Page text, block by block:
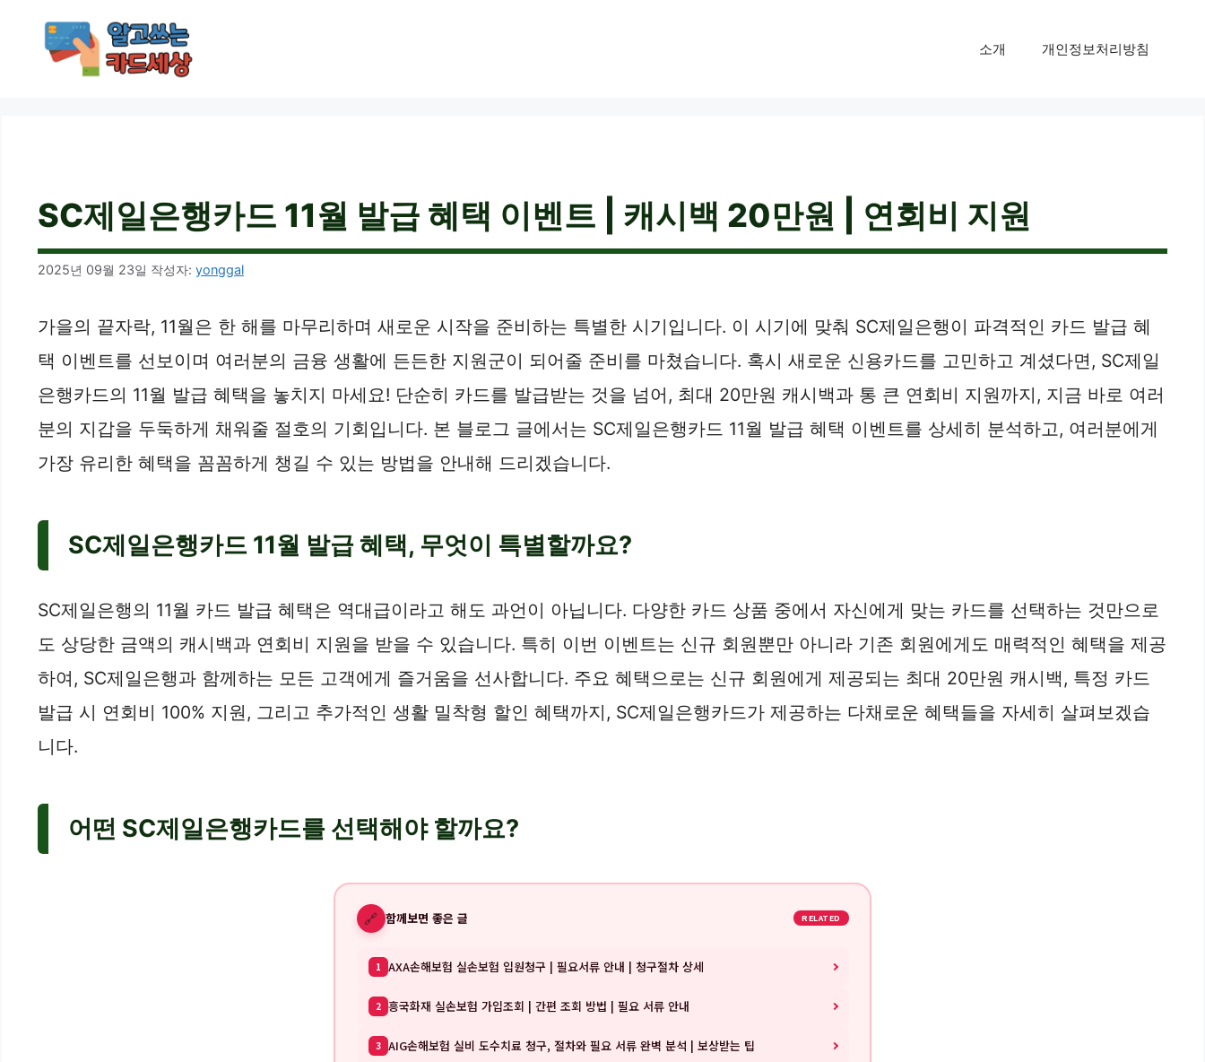
소개 개인정보처리방침
SC제일은행카드 11월 발급 혜택 이벤트 | 캐시백 20만원 | 연회비 지원
2025년 09월 23일 작성자: yonggal
가을의 끝자락, 11월은 한 해를 마무리하며 새로운 시작을 준비하는 특별한 시기입니다. 이 시기에 맞춰 SC제일은행이 파격적인 카드 발급 혜
택 이벤트를 선보이며 여러분의 금융 생활에 든든한 지원군이 되어줄 준비를 마쳤습니다. 혹시 새로운 신용카드를 고민하고 계셨다면, SC제일
은행카드의 11월 발급 혜택을 놓치지 마세요! 단순히 카드를 발급받는 것을 넘어, 최대 20만원 캐시백과 통 큰 연회비 지원까지, 지금 바로 여러
분의 지갑을 두둑하게 채워줄 절호의 기회입니다. 본 블로그 글에서는 SC제일은행카드 11월 발급 혜택 이벤트를 상세히 분석하고, 여러분에게
가장 유리한 혜택을 꼼꼼하게 챙길 수 있는 방법을 안내해 드리겠습니다.
SC제일은행카드 11월 발급 혜택, 무엇이 특별할까요?
SC제일은행의 11월 카드 발급 혜택은 역대급이라고 해도 과언이 아닙니다. 다양한 카드 상품 중에서 자신에게 맞는 카드를 선택하는 것만으로
도 상당한 금액의 캐시백과 연회비 지원을 받을 수 있습니다. 특히 이번 이벤트는 신규 회원뿐만 아니라 기존 회원에게도 매력적인 혜택을 제공
하여, SC제일은행과 함께하는 모든 고객에게 즐거움을 선사합니다. 주요 혜택으로는 신규 회원에게 제공되는 최대 20만원 캐시백, 특정 카드
발급 시 연회비 100% 지원, 그리고 추가적인 생활 밀착형 할인 혜택까지, SC제일은행카드가 제공하는 다채로운 혜택들을 자세히 살펴보겠습
니다.
어떤 SC제일은행카드를 선택해야 할까요?
🔗 함께보면 좋은 글 RELATED
1 AXA손해보험 실손보험 입원청구 | 필요서류 안내 | 청구절차 상세
2 흥국화재 실손보험 가입조회 | 간편 조회 방법 | 필요 서류 안내
3 AIG손해보험 실비 도수치료 청구, 절차와 필요 서류 완벽 분석 | 보상받는 팁